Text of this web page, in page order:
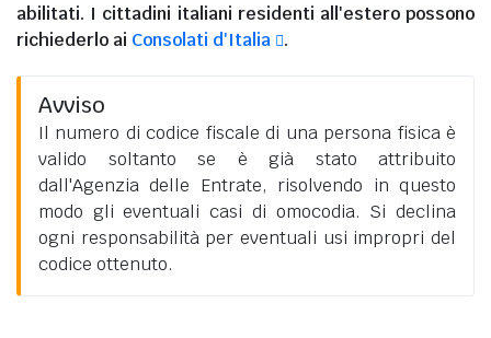
abilitati. I cittadini italiani residenti all'esteropossono
richiederlo ai Consolati d'Italia .
Avviso
Il numero di codice fiscale di una persona fisica è
valido soltanto se è già stato attribuito
dall'Agenzia delle Entrate, risolvendo in questo
modo gli eventuali casi di omocodia. Si declina
ogni responsabilità per eventuali usi impropri del
codice ottenuto.